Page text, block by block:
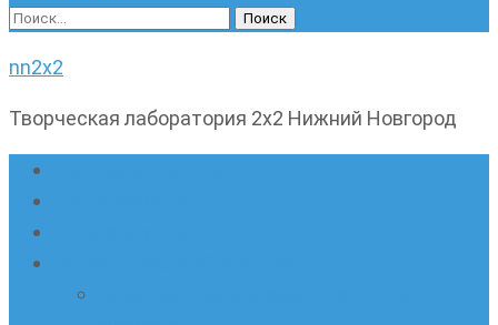
Найти:
nn2x2
Творческая лаборатория 2х2 Нижний Новгород